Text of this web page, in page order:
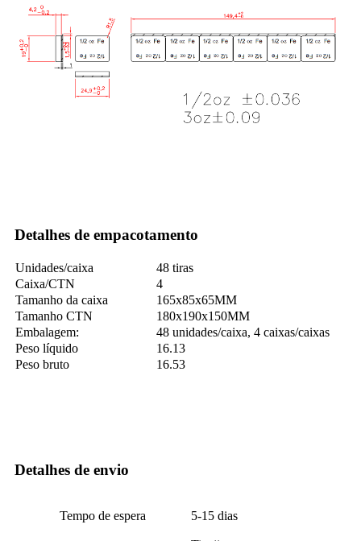
Detalhes de empacotamento
Unidades/caixa
48 tiras
Caixa/CTN
4
Tamanho da caixa
165x85x65MM
Tamanho CTN
180x190x150MM
Embalagem:
48 unidades/caixa, 4 caixas/caixas
Peso líquido
16.13
Peso bruto
16.53
Detalhes de envio
Tempo de espera 5-15 dias